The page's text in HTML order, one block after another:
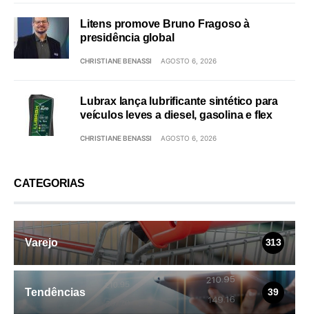
Litens promove Bruno Fragoso à
presidência global
CHRISTIANE BENASSI AGOSTO 6, 2026
Lubrax lança lubrificante sintético para
veículos leves a diesel, gasolina e flex
CHRISTIANE BENASSI AGOSTO 6, 2026
CATEGORIAS
Varejo 313
Tendências 39